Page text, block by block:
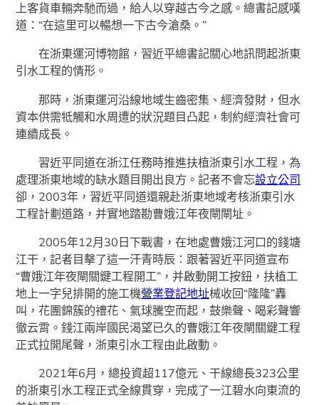
上客貨車輛奔馳而過，給人以穿越古今之感。總書記感嘆
道：“在這里可以暢想一下古今滄桑。”
在浙東運河博物館，習近平總書記關心地訊問起浙東
引水工程的情形。
那時，浙東運河沿線地域生齒密集、經濟發財，但水
資本供需牴觸和水周遭的狀況題目凸起，制約經濟社會可
連續成長。
習近平同道在浙江任務時推進扶植浙東引水工程，為
處理浙東地域的缺水題目開出良方。記者不會忘設立公司
卻，2003年，習近平同道還親赴浙東地域考核浙東引水
工程計劃道路，并實地踏勘曹娥江年夜閘閘址。
2005年12月30日下戰書，在地處曹娥江河口的錢塘
江干，記者目擊了這一汗青時辰：跟著習近平同道宣布
“曹娥江年夜閘關鍵工程開工”，并啟動開工按鈕，扶植工
地上一字兒排開的施工機營業登記地址械收回“隆隆”轟
叫，花團錦簇的禮花、氣球騰空而起，鼓樂聲、喝彩聲響
徹云霄。錢江兩岸國民渴望已久的曹娥江年夜閘關鍵工程
正式拉開尾聲，浙東引水工程由此啟動。
2021年6月，總投資超117億元、干線總長323公里
的浙東引水工程正式全線貫穿，完成了一江碧水向東流的